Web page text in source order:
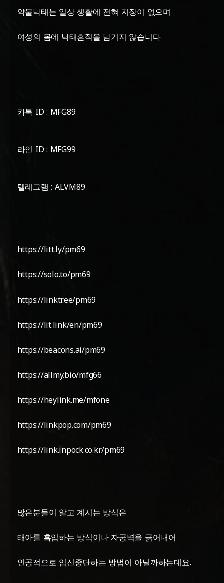
약물낙태는 일상 생활에 전혀 지장이 없으며
여성의 몸에 낙태흔적을 남기지 않습니다
카톡 ID : MFG89
라인 ID : MFG99
텔레그램 : ALVM89
https://litt.ly/pm69
https://solo.to/pm69
https://linktr.ee/pm69
https://lit.link/en/pm69
https://beacons.ai/pm69
https://allmy.bio/mfg66
https://heylink.me/mfone
https://linkpop.com/pm69
https://link.inpock.co.kr/pm69
많은분들이 알고 계시는 방식은
태아를 흡입하는 방식이나 자궁벽을 긁어내어
인공적으로 임신중단하는 방법이 아닐까하는데요.